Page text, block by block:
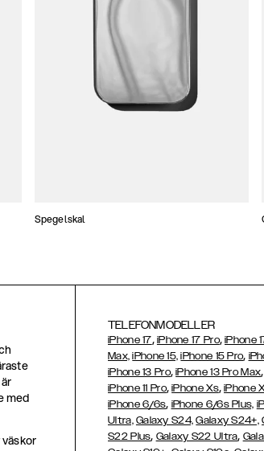
Spegelskal
med
TELEFONMODELLER
iPhone 17, iPhone 17 Pro,iPhone
Max, iPhone 15, iPhone 15 Pro,
iPhone 13 Pro,iPhone 13 Pro Max
iPhone 11 Pro,iPhone Xs,iPhone
iPhone 6/6s, iPhone 6/6s Plus,
Ultra, Galaxy S24, Galaxy S24+,
S22 Plus, Galaxy S22 Ultra,